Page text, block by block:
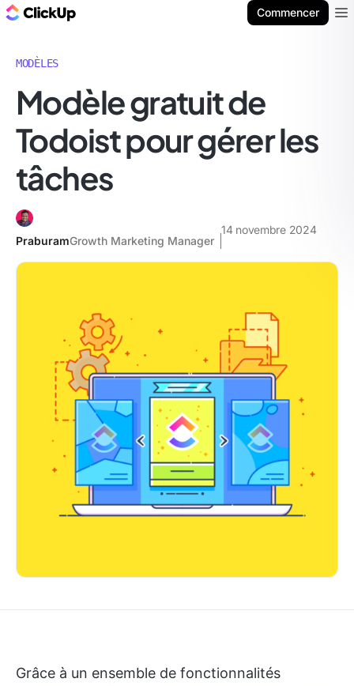
Commencer
MODÈLES
Modèle gratuit de
Todoist pour gérer les
tâches
PraburamGrowth Marketing Manager
14 novembre 2024
Grâce à un ensemble de fonctionnalités